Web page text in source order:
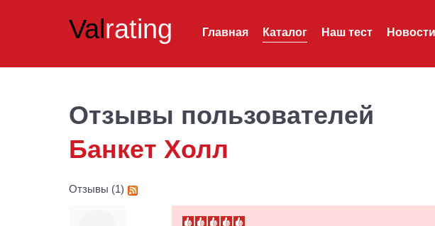
Valrating Главная Каталог Наш тест Новости
Отзывы пользователей
Банкет Холл
Отзывы (1)